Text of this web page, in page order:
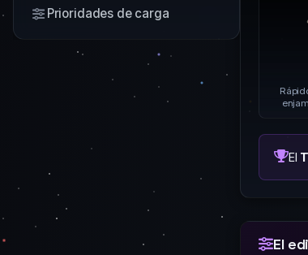
Prioridades de carga
El
El